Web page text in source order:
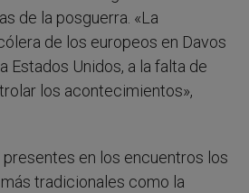
de la posguerra. «La
de los europeos en Davos
Estados Unidos, a la falta de
los acontecimientos»,
en los encuentros los
tradicionales como la